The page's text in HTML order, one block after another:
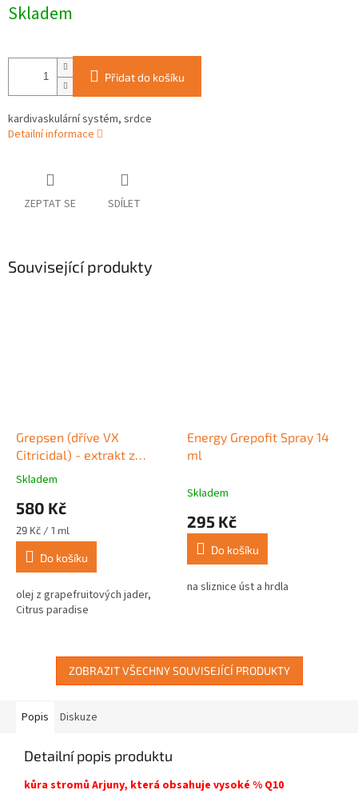
Skladem
Přidat do košíku
kardivaskulární systém, srdce
Detailní informace
ZEPTAT SE SDÍLET
Související produkty
Grepsen (dříve VX
Citricidal) - extrakt z
grepových jader 20 ml
Průměrné
produktu
je
3,9
5
hvězdiček.
Skladem
580 Kč
Měrná
cena:
29 Kč / 1 ml
Do košíku
olej z grapefruitových jader,
Citrus paradise
Energy Grepofit Spray 14
ml
Skladem
295 Kč
Do košíku
na sliznice úst a hrdla
ZOBRAZIT VŠECHNY SOUVISEJÍCÍ PRODUKTY
Popis Diskuze
Detailní popis produktu
kůra stromů Arjuny, která obsahuje vysoké % Q10